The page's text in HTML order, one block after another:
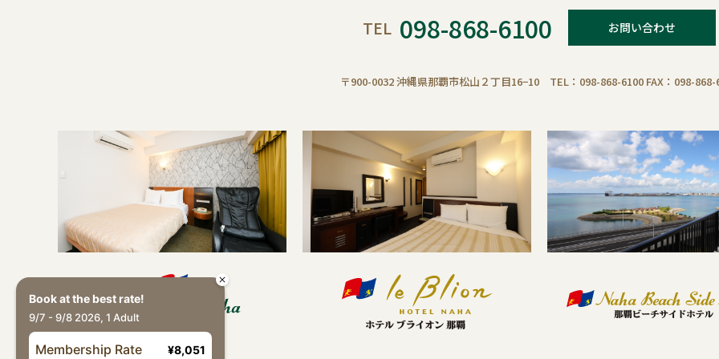
TEL 098-868-6100 お問い合わせ
〒900-0032 沖縄県那覇市松山２丁目16−10 TEL：098-868-6100 FAX：098-868-
Book at the best rate!
9/7 - 9/8 2026, 1 Adult
Membership Rate ¥8,051